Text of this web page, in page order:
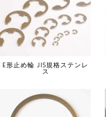
E形止め輪 JIS規格ステンレ
ス